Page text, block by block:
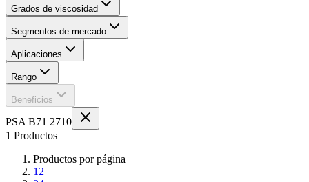
Grados de viscosidad
Segmentos de mercado
Aplicaciones
Rango
Beneficios
PSA B71 2710
1 Productos
Productos por página
12